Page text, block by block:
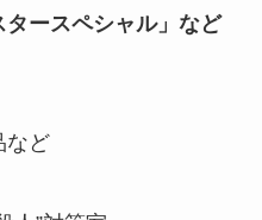
タースペシャル」など
など